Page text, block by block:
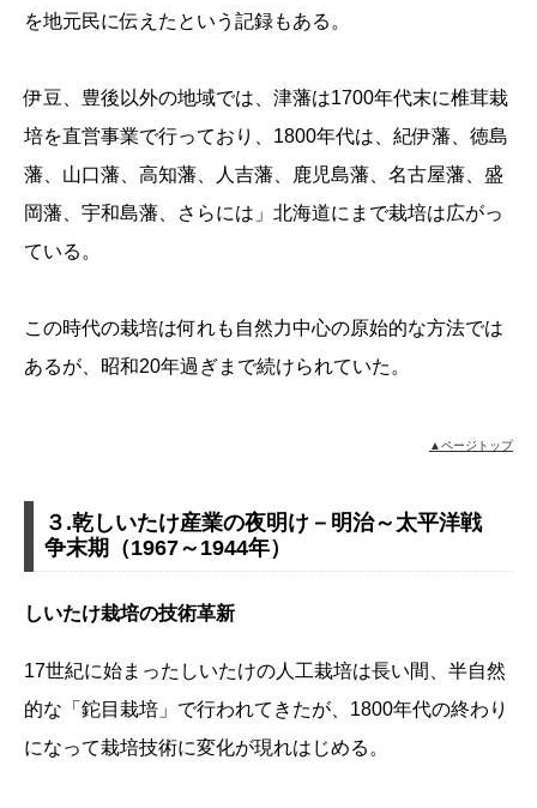
を地元民に伝えたという記録もある。
伊豆、豊後以外の地域では、津藩は1700年代末に椎茸栽
培を直営事業で行っており、1800年代は、紀伊藩、徳島
藩、山口藩、高知藩、人吉藩、鹿児島藩、名古屋藩、盛
岡藩、宇和島藩、さらには」北海道にまで栽培は広がっ
ている。
この時代の栽培は何れも自然力中心の原始的な方法では
あるが、昭和20年過ぎまで続けられていた。
▲ページトップ
３.乾しいたけ産業の夜明け－明治～太平洋戦
争末期（1967～1944年）
しいたけ栽培の技術革新
17世紀に始まったしいたけの人工栽培は長い間、半自然
的な「鉈目栽培」で行われてきたが、1800年代の終わり
になって栽培技術に変化が現れはじめる。